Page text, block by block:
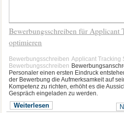
Bewerbungsschreiben für Applicant
optimieren
Bewerbungsschreiben Applicant Tracking
Bewerbungsschreiben
Personaler einen ersten Eindruck
der Bewerbung die Aufmerksamkeit auf
Kompetenz zu richten, erhöht es die
Gespräch eingeladen zu werden.
Weiterlesen